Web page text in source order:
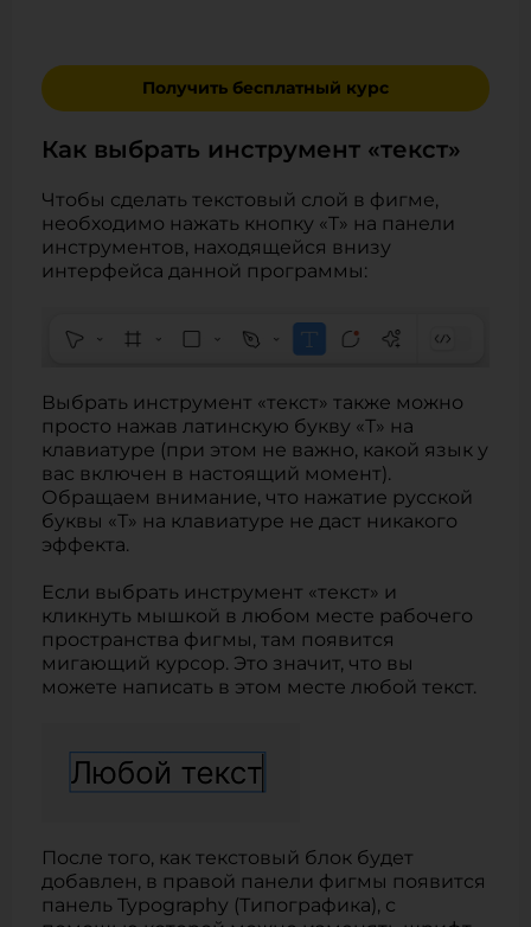
Получить бесплатный курс
Как выбрать инструмент «текст»
Чтобы сделать текстовый слой в фигме,
необходимо нажать кнопку «T» на панели
инструментов, находящейся внизу
интерфейса данной программы:
Выбрать инструмент «текст» также можно
просто нажав латинскую букву «Т» на
клавиатуре (при этом не важно, какой язык у
вас включен в настоящий момент).
Обращаем внимание, что нажатие русской
буквы «Т» на клавиатуре не даст никакого
эффекта.
Если выбрать инструмент «текст» и
кликнуть мышкой в любом месте рабочего
пространства фигмы, там появится
мигающий курсор. Это значит, что вы
можете написать в этом месте любой текст.
После того, как текстовый блок будет
добавлен, в правой панели фигмы появится
панель Typography (Типографика), с